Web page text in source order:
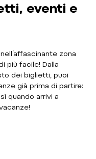
eventi e
zona
più facile! Dalla
dei biglietti, puoi
già prima di partire:
quando arrivi a